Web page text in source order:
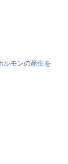
モンの産生を